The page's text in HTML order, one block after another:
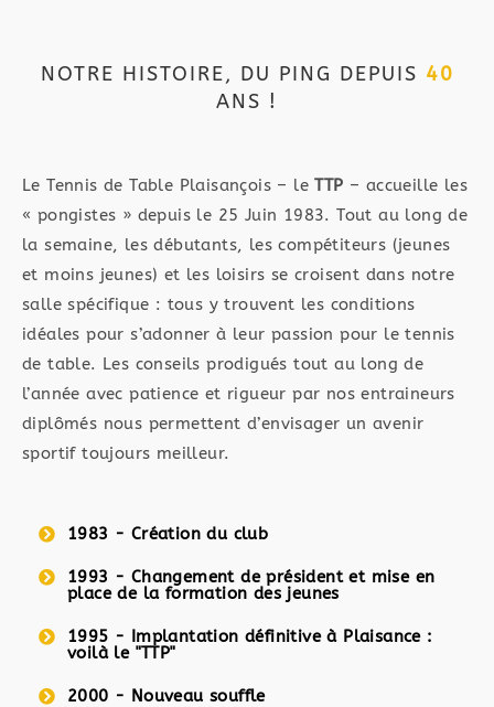
NOTRE HISTOIRE, DU PING DEPUIS 40
ANS !
Le Tennis de Table Plaisançois – leTTP – accueille les
« pongistes » depuis le 25 Juin 1983. Tout au long de
la semaine, les débutants, les compétiteurs (jeunes
et moins jeunes) et les loisirs se croisent dans notre
salle spécifique : tous y trouvent les conditions
idéales pour s’adonner à leur passion pour le tennis
de table. Les conseils prodigués tout au long de
l’année avec patience et rigueur par nos entraineurs
diplômés nous permettent d’envisager un avenir
sportif toujours meilleur.
1983 - Création du club
1993 - Changement de président et mise en
place de la formation des jeunes
1995 - Implantation définitive à Plaisance :
voilà le "TTP"
2000 - Nouveau souffle